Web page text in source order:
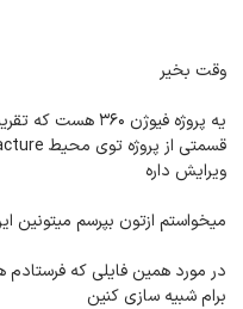
وقت بخیر
یه پروژه فیوژن
ویرایش داره
میخواستم ازتون بپرسم میتونین
در مورد همین فایلی که
برام شبیه سازی کنین